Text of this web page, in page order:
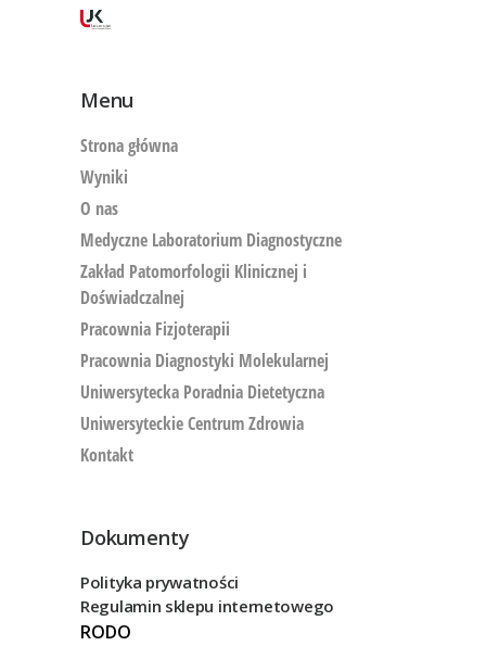
Menu
Strona główna
Wyniki
O nas
Medyczne Laboratorium Diagnostyczne
Zakład Patomorfologii Klinicznej i
Doświadczalnej
Pracownia Fizjoterapii
Pracownia Diagnostyki Molekularnej
Uniwersytecka Poradnia Dietetyczna
Uniwersyteckie Centrum Zdrowia
Kontakt
Dokumenty
Polityka prywatności
Regulamin sklepu internetowego
RODO